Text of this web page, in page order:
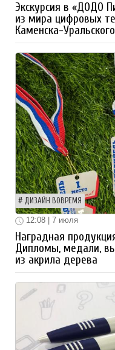
Экскурсия в «ДОДО
из мира цифровых
Каменска-
ДИЗАЙН ВОВРЕМЯ
12:08 | 7 июля
Наградная
Дипломы, медали,
из акрила дерева